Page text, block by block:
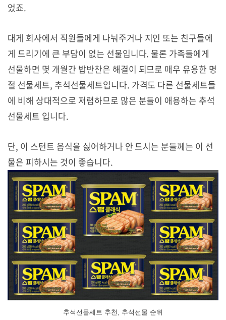
었죠.
대게 회사에서 직원들에게 나눠주거나 지인 또는 친구들에
게 드리기에 큰 부담이 없는 선물입니다. 물론 가족들에게
선물하면 몇 개월간 밥반찬은 해결이 되므로 매우 유용한 명
절 선물세트, 추석선물세트입니다. 가격도 다른 선물세트들
에 비해 상대적으로 저렴하므로 많은 분들이 애용하는 추석
선물세트 입니다.
단, 이 스턴트 음식을 싫어하거나 안 드시는 분들께는 이 선
물은 피하시는 것이 좋습니다.
추석선물세트 추천, 추석선물 순위